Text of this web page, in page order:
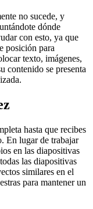
no sucede, y
dónde
con esto, ya que
posición para
texto, imágenes,
contenido se presenta
hasta que recibes
En lugar de trabajar
en las diapositivas
las diapositivas
similares en el
para mantener un